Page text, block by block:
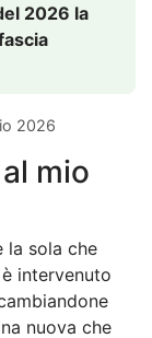
2026 la
2026
mio
la sola che
intervenuto
nuova che